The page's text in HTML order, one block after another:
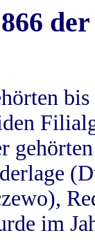
im